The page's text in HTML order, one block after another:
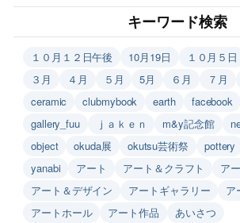
キーワード検索
１０月１２日午後 10月19日 １０月５日
３月
４月 ５月 5月 ６月 ７月
ceramic
clubmybook earth facebook
gallery_fuu
ｊａｋｅｎ m&y記念館
object
okuda展 okutsu芸術祭 pottery
yanabi
アート アート＆クラフト
ア
アート＆デザイン
アートギャラリー
ア
アートホール
アート作品
あいさつ